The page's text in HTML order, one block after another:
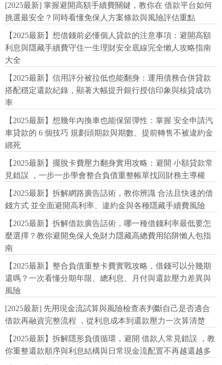
[2025最新] 掌握避開高額手續費關鍵，教你在 借款平台如何
挑選最安全？同時看懂免保人方案條款與風險評估重點
【2025最新】想借錢前必懂個人貸款的注意事項：避開高額
利息與隱藏手續費守住一生理財安全底線完全懶人攻略指南
大全
【2025最新】信用評分被拉低也能翻身：運用債務合併貸款
搭配穩定還款紀錄，顯著大幅提升銀行授信印象與核貸成功
率
【2025最新】想幾年內換車也能保留彈性：掌握 安全申請汽
車貸款的 6 個技巧 規劃頭期款與期數、提前轉售不被違約金
綁死
【2025最新】擺脫卡費壓力翻身實用攻略：避開 小額貸款常
見錯誤 ，一步一步學會整合負債重整帳單找回財務主導權
【2025最新】拆解網路廣告話術，教你辨識 合法且快速的借
錢方式 並全面避開高利率、違約金與各種隱藏手續費風險
【2025最新】拆解借款廣告話術，哪一種借錢利率最低要怎
麼選擇？教你避開免保人免財力隱藏高總費用陷阱懶人包指
南
【2025最新】整合負債重整卡費實戰攻略，借錢可以分幾期
還嗎？一次看懂分期年限、總利息、月付與還款壓力差異與
風險
[2025最新] 先用現金流試算與風險檢查表判斷自己是否適合
借款再融資完整流程 ，從利息成本到還款壓力一次算清楚
【2025最新】拆解隱形負債循環，避開 借款人常見錯誤 ，教
你重整還款順序與利息結構與日常現金流配置不再越還越多